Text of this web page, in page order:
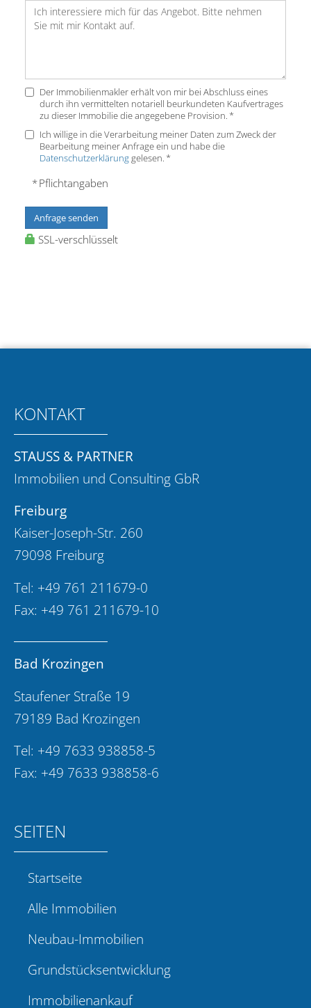
Der Immobilienmakler erhält von mir bei Abschluss eines
durch ihn vermittelten notariell beurkundeten Kaufvertrages
zu dieser Immobilie die angegebene Provision. *
Ich willige in die Verarbeitung meiner Daten zum Zweck der
Bearbeitung meiner Anfrage ein und habe die
Datenschutzerklärunggelesen. *
* Pflichtangaben
Anfrage senden
SSL-verschlüsselt
KONTAKT
STAUSS & PARTNER
Immobilien und Consulting GbR
Freiburg
Kaiser-Joseph-Str. 260
79098 Freiburg
Tel: +49 761 211679-0
Fax: +49 761 211679-10
Bad Krozingen
Staufener Straße 19
79189 Bad Krozingen
Tel: +49 7633 938858-5
Fax: +49 7633 938858-6
SEITEN
Startseite
Alle Immobilien
Neubau-Immobilien
Grundstücksentwicklung
Immobilienankauf